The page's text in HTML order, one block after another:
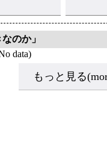
のか」
data)
もっと見る